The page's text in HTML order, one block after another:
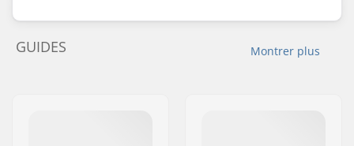
Montrer plus
GUIDES